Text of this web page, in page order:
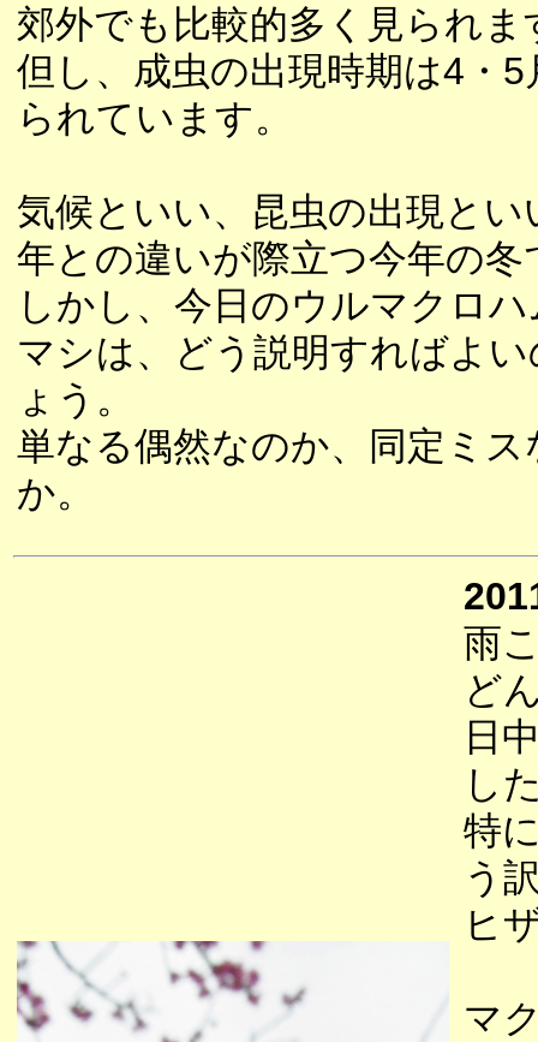
郊外でも比較的多く見られま
但し、成虫の出現時期は4・5
られています。
気候といい、昆虫の出現とい
年との違いが際立つ今年の冬
しかし、今日のウルマクロ
マシは、どう説明すればよ
ょう。
単なる偶然なのか、同定ミス
か。
雨
ど
日
し
特
う
ヒ
マ